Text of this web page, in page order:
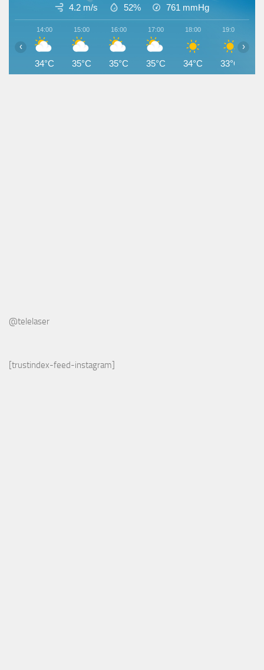
4.2 m/s 52% 761 mmHg
14:00
34°C
15:00
35°C
16:00
35°C
17:00
35°C
18:00
34°C
19:00
33°C
‹ ›
@telelaser
[trustindex-feed-instagram]